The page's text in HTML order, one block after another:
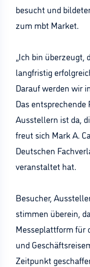
besucht und
zum mbt Market.
„Ich bin überzeugt,
langfristig
Darauf werden wir
Das
Ausstellern ist da,
freut sich Mark A.
Deutschen
veranstaltet hat.
Besucher,
stimmen überein,
Messeplattform für
und
Zeitpunkt